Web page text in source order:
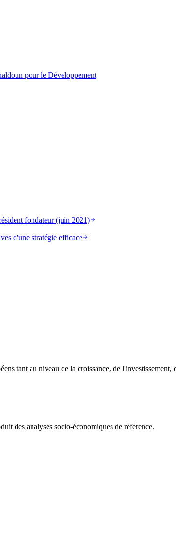
pour le Développement
fondateur (juin 2021)
d'une stratégie efficace
tant au niveau de la croissance, de
des analyses socio-économiques de référence.